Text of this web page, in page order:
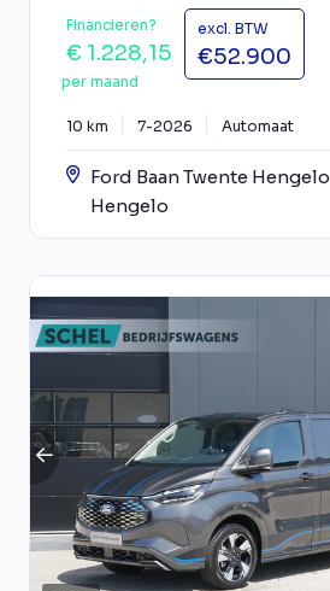
Financieren?
€ 1.228,15
per maand
excl. BTW
€52.900
10 km 7-2026 Automaat
Ford Baan Twente Hengelo
Hengelo